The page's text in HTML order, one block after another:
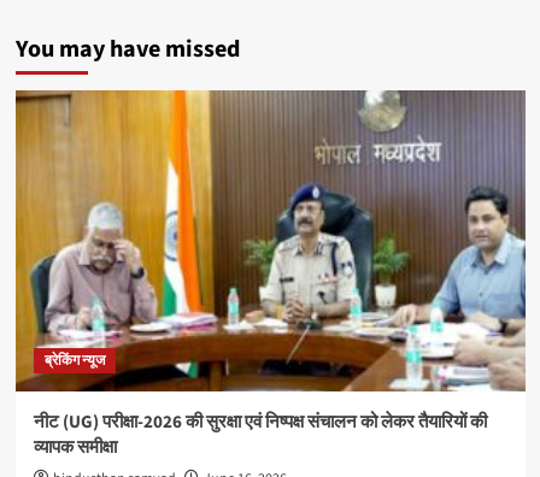
You may have missed
ब्रेकिंग न्यूज
नीट (UG) परीक्षा-2026 की सुरक्षा एवं निष्पक्ष संचालन को लेकर तैयारियों की
व्यापक समीक्षा